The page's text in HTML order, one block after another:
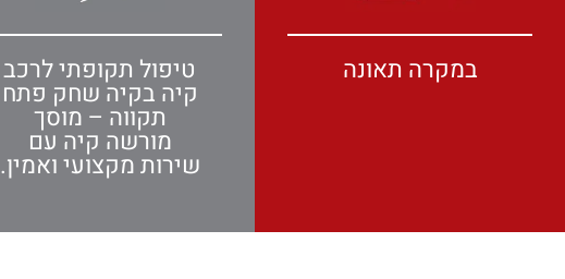
במקרה תאונה טיפול תקופתי לרכב
קיה בקיה שחק פתח
תקווה – מוסך
מורשה קיה עם
שירות מקצועי ואמין.